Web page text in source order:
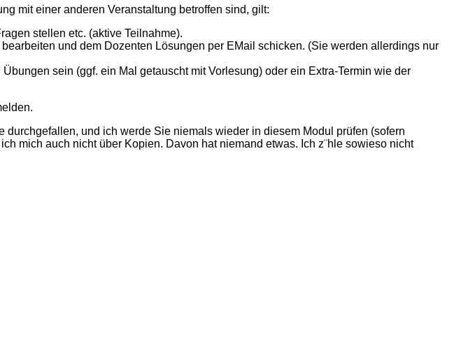
mit einer anderen Veranstaltung betroffen sind, gilt:
stellen etc. (aktive Teilnahme).
und dem Dozenten Lösungen per EMail schicken. (Sie werden allerdings nur
sein (ggf. ein Mal getauscht mit Vorlesung) oder ein Extra-Termin wie der
und ich werde Sie niemals wieder in diesem Modul prüfen (sofern
mich auch nicht über Kopien. Davon hat niemand etwas. Ich z¨hle sowieso nicht